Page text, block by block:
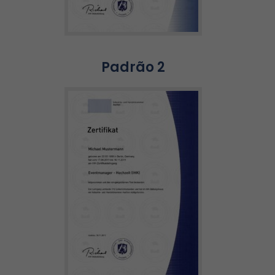
Padrão 2